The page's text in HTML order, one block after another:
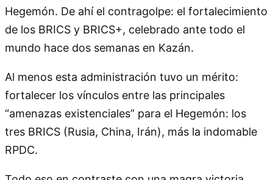
Hegemón. De ahí el contragolpe: el fortalecimiento
de los BRICS y BRICS+, celebrado ante todo el
mundo hace dos semanas en Kazán.
Al menos esta administración tuvo un mérito:
fortalecer los vínculos entre las principales
“amenazas existenciales” para el Hegemón: los
tres BRICS (Rusia, China, Irán), más la indomable
RPDC.